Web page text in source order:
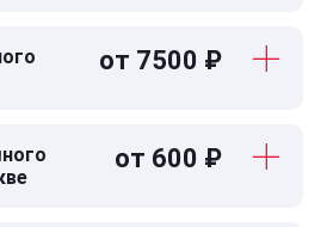
от 7500 ₽
от 600 ₽